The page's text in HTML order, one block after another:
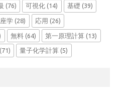
(76) 可視化 (14) 基礎 (39)
座学 (28) 応用 (26)
無料(64) 第一原理計算 (13)
(71) 量子化学計算 (5)